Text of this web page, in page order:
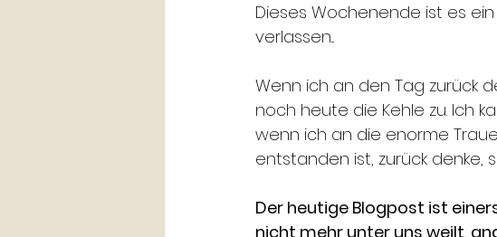
Dieses Wochenende ist es
verlassen...
Wenn ich an den Tag zurück
noch heute die Kehle zu. Ich
wenn ich an die enorme
entstanden ist, zurück denke,
Der heutige Blogpost ist
nicht mehr unter uns weilt,